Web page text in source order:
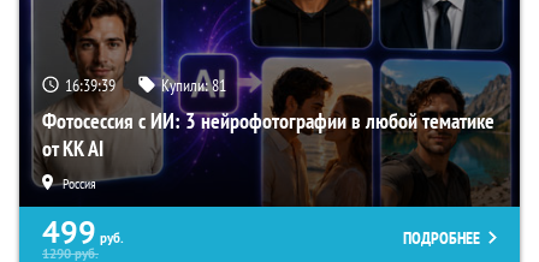
16:39:37 Купили:81
Фотосессия с ИИ: 3 нейрофотографии в любой тематике
от KK AI
Россия
499 руб.
1290руб.
ПОДРОБНЕЕ